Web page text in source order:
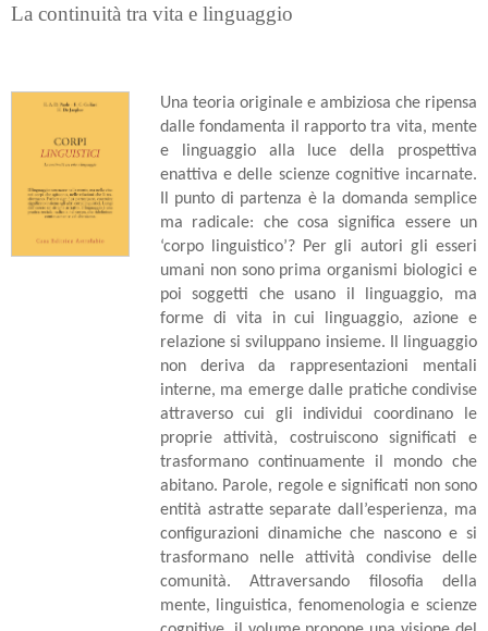
La continuità tra vita e linguaggio
Una teoria originale e ambiziosa che ripensa
dalle fondamenta il rapporto tra vita, mente
e linguaggio alla luce della prospettiva
enattiva e delle scienze cognitive incarnate.
Il punto di partenza è la domanda semplice
ma radicale: che cosa significa essere un
‘corpo linguistico’? Per gli autori gli esseri
umani non sono prima organismi biologici e
poi soggetti che usano il linguaggio, ma
forme di vita in cui linguaggio, azione e
relazione si sviluppano insieme. Il linguaggio
non deriva da rappresentazioni mentali
interne, ma emerge dalle pratiche condivise
attraverso cui gli individui coordinano le
proprie attività, costruiscono significati e
trasformano continuamente il mondo che
abitano. Parole, regole e significati non sono
entità astratte separate dall’esperienza, ma
configurazioni dinamiche che nascono e si
trasformano nelle attività condivise delle
comunità. Attraversando filosofia della
mente, linguistica, fenomenologia e scienze